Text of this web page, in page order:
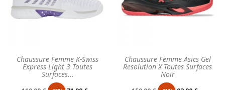
Chaussure Femme K-Swiss
Express Light 3 Toutes
Surfaces...
Chaussure Femme Asics Gel
Resolution X Toutes Surfaces
Noir